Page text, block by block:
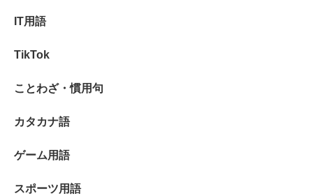
IT用語
TikTok
ことわざ・慣用句
カタカナ語
ゲーム用語
スポーツ用語